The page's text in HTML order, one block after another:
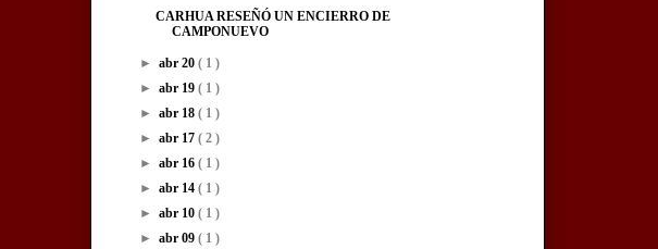
CARHUA RESEÑÓ UN ENCIERRO DE
CAMPONUEVO
► abr 20 ( 1 )
► abr 19 ( 1 )
► abr 18 ( 1 )
► abr 17 ( 2 )
► abr 16 ( 1 )
► abr 14 ( 1 )
► abr 10 ( 1 )
► abr 09 ( 1 )